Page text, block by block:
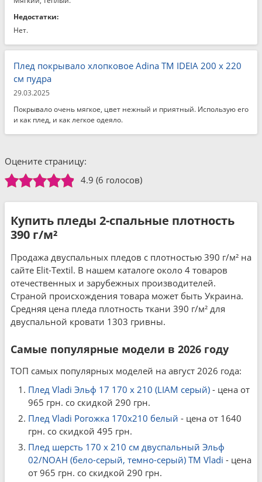
Недостатки:
Нет.
Плед покрывало хлопковое Adina TM IDEIA 200 x 220
см пудра
29.03.2025
Покрывало очень мягкое, цвет нежный и приятный. Использую его
и как плед, и как легкое одеяло.
Оцените страницу:
4.9 (6 голосов)
Купить пледы 2-спальные плотность
390 г/м²
Продажа двуспальных пледов с плотностью 390 г/м² на
сайте Elit-Textil. В нашем каталоге около 4 товаров
отечественных и зарубежных производителей.
Страной происхождения товара может быть Украина.
Средняя цена пледа плотность ткани 390 г/м² для
двуспальной кровати 1303 гривны.
Самые популярные модели в 2026 году
ТОП самых популярных моделей на август 2026 года:
Плед Vladi Эльф 17 170 x 210 (LIAM серый) - цена от
965 грн. со скидкой 290 грн.
Плед Vladi Рогожка 170х210 белый - цена от 1640
грн. со скидкой 495 грн.
Плед шерсть 170 x 210 см двуспальный Эльф
02/NOAH (бело-серый, темно-серый) ТМ Vladi - цена
от 965 грн. со скидкой 290 грн.